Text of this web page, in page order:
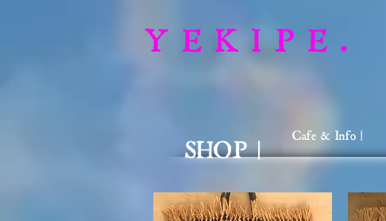
Y E K I P E .
SHOP |
Cafe & Info |